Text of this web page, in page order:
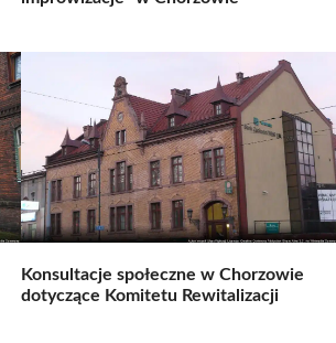
Konsultacje społeczne w Chorzowie
dotyczące Komitetu Rewitalizacji